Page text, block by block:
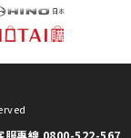
服專線 0800-522-567